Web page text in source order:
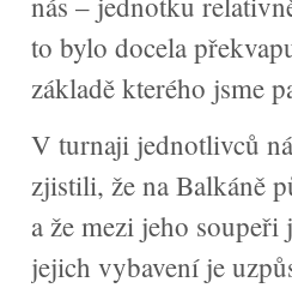
to bylo docela
základě kterého jsme
V turnaji jednotlivců
zjistili, že na Balkáně
a že mezi jeho
jejich vybavení je